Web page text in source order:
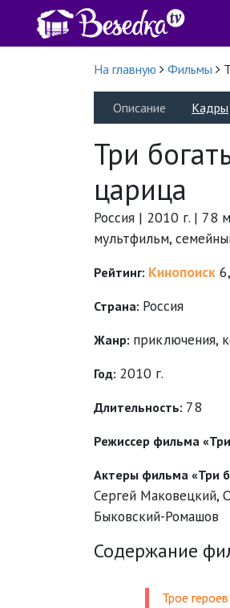
На главную Фильмы
Описание Кадры
Три
царица
Россия | 2010 г. | 78
мультфильм,
Рейтинг: Кинопоиск
Страна: Россия
Жанр: приключения,
Год: 2010 г.
Длительность: 78
Режиссер фильма
Актеры фильма «Три
Сергей Маковецкий,
Быковский-Ромашов
Содержание
Трое